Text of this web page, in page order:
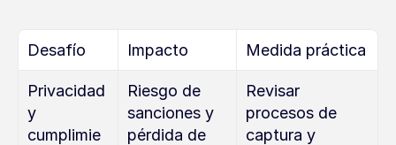
Desafío Impacto Medida práctica
Privacidad
y
cumplimie
Riesgo de
sanciones y
pérdida de
Revisar
procesos de
captura y